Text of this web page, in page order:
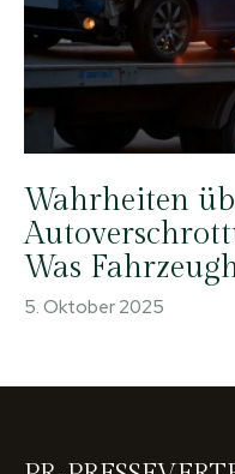
Wahrheiten
Was
5. Oktober 2025